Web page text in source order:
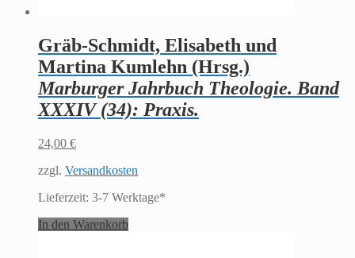
Gräb-Schmidt, Elisabeth und
Martina Kumlehn (Hrsg.)
Marburger Jahrbuch Theologie. Band
XXXIV (34): Praxis.
24,00 €
zzgl. Versandkosten
Lieferzeit: 3-7 Werktage*
In den Warenkorb